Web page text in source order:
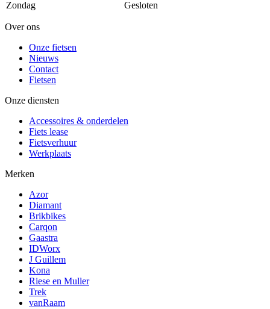
Zondag
Gesloten
Over ons
Onze fietsen
Nieuws
Contact
Fietsen
Onze diensten
Accessoires & onderdelen
Fiets lease
Fietsverhuur
Werkplaats
Merken
Azor
Diamant
Brikbikes
Carqon
Gaastra
IDWorx
J Guillem
Kona
Riese en Muller
Trek
vanRaam